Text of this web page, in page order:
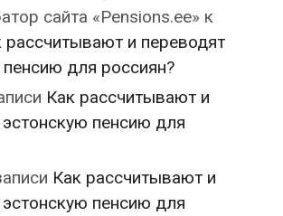
сайта «Pensions.ee» к
рассчитывают и переводят
для россиян?
Как рассчитывают и
пенсию для
Как рассчитывают и
пенсию для